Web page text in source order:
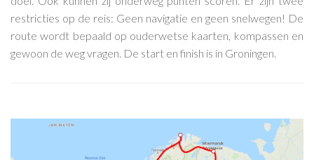
restricties op de reis: Geen navigatie en geen snelwegen! De
route wordt bepaald op ouderwetse kaarten, kompassen en
gewoon de weg vragen. De start en finish is in Groningen.